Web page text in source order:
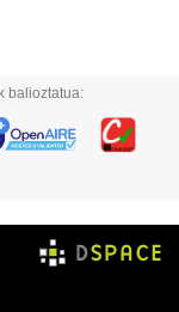
balioztatua: